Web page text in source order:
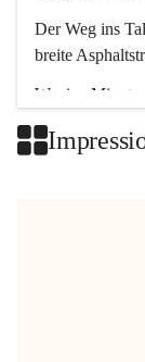
Der Weg ins
breite
Wenige